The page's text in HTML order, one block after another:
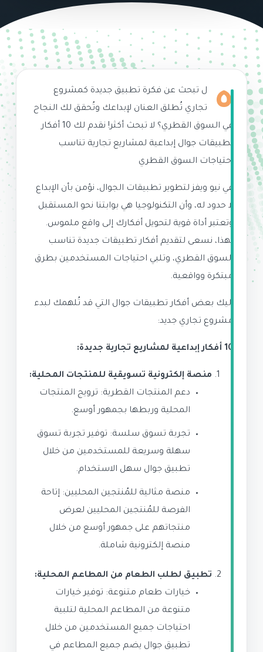
ه
ل تبحث عن فكرة تطبيق جديدة كمشروع
تجاري تُطلق العنان لإبداعك وتُحقق لك النجاح
في السوق القطري؟ لا تبحث أكثر! نقدم لك 10 أفكار
تطبيقات جوال إبداعية لمشاريع تجارية تناسب
احتياجات السوق القطري
في نيو ويفز لتطوير تطبيقات الجوال، نؤمن بأن الإبداع
لا حدود له، وأن التكنولوجيا هي بوابتنا نحو المستقبل
وتعتبر أداة قوية لتحويل أفكارك إلى واقع ملموس.
لهذا، نسعى لتقديم أفكار تطبيقات جديدة تناسب
السوق القطري، وتلبي احتياجات المستخدمين بطرق
مبتكرة وواقعية.
إليك بعض أفكار تطبيقات جوال التي قد تُلهمك لبدء
مشروع تجاري جديد:
10 أفكار إبداعية لمشاريع تجارية جديدة:
منصة إلكترونية تسويقية للمنتجات المحلية:
دعم المنتجات القطرية: ترويج المنتجات
المحلية وربطها بجمهور أوسع.
تجربة تسوق سلسة: توفير تجربة تسوق
سهلة وسريعة للمستخدمين من خلال
تطبيق جوال سهل الاستخدام.
منصة مثالية للمُنتجين المحليين: إتاحة
الفرصة للمُنتجين المحليين لعرض
منتجاتهم على جمهور أوسع من خلال
منصة إلكترونية شاملة.
تطبيق لطلب الطعام من المطاعم المحلية:
خيارات طعام متنوعة: توفير خيارات
متنوعة من المطاعم المحلية لتلبية
احتياجات جميع المستخدمين من خلال
تطبيق جوال يضم جميع المطاعم في